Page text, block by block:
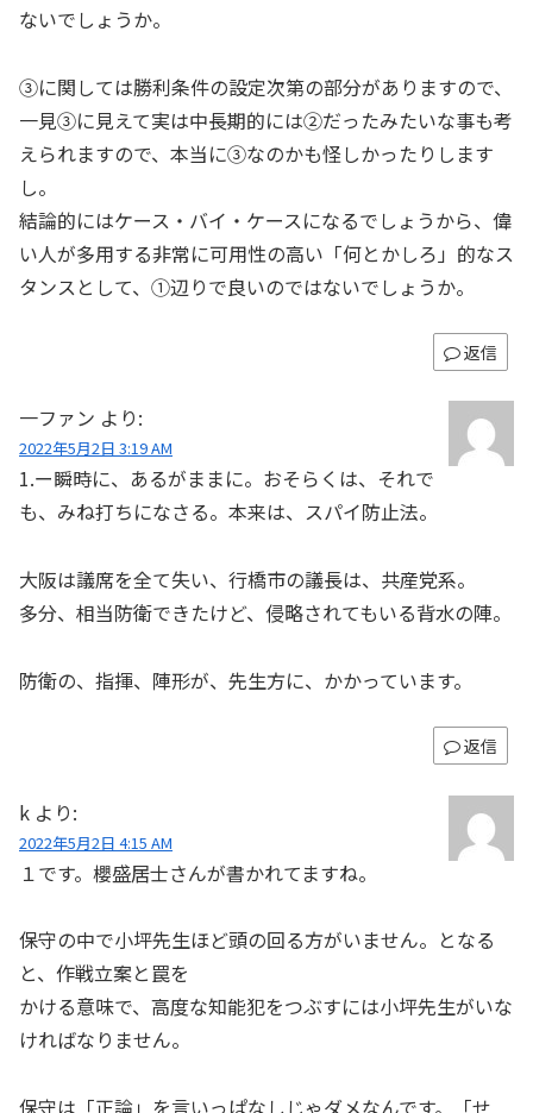
ないでしょうか。
③に関しては勝利条件の設定次第の部分がありますので、
一見③に見えて実は中長期的には②だったみたいな事も考
えられますので、本当に③なのかも怪しかったりします
し。
結論的にはケース・バイ・ケースになるでしょうから、偉
い人が多用する非常に可用性の高い「何とかしろ」的なス
タンスとして、①辺りで良いのではないでしょうか。
返信
一ファン より:
2022年5月2日 3:19 AM
1.ー瞬時に、あるがままに。おそらくは、それで
も、みね打ちになさる。本来は、スパイ防止法。
大阪は議席を全て失い、行橋市の議長は、共産党系。
多分、相当防衛できたけど、侵略されてもいる背水の陣。
防衛の、指揮、陣形が、先生方に、かかっています。
返信
k より:
2022年5月2日 4:15 AM
１です。櫻盛居士さんが書かれてますね。
保守の中で小坪先生ほど頭の回る方がいません。となる
と、作戦立案と罠を
かける意味で、高度な知能犯をつぶすには小坪先生がいな
ければなりません。